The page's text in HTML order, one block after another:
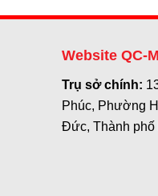
Website QC-
Trụ sở chính:
Phúc, Phường
Đức, Thành phố